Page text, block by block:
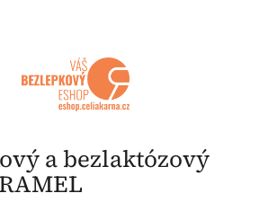
a bezlaktózový